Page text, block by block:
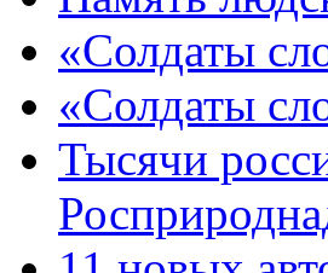
«Солдаты
«Солдаты
Тысячи